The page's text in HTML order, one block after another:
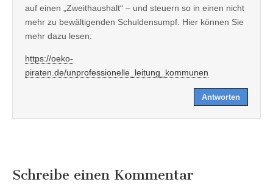
auf einen „Zweithaushalt“ – und steuern so in einen nicht
mehr zu bewältigenden Schuldensumpf. Hier können Sie
mehr dazu lesen:
https://oeko-
piraten.de/unprofessionelle_leitung_kommunen
Antworten
Schreibe einen Kommentar